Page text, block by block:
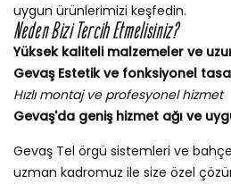
uygun ürünlerimizi keşfedin.
Neden Bizi Tercih Etmelisiniz?
Yüksek kaliteli malzemeler ve
Gevaş Estetik ve fonksiyonel
Hızlı montaj ve profesyonel hizmet
Gevaş'da geniş hizmet ağı ve
Gevaş Tel örgü sistemleri ve bahçe
uzman kadromuz ile size özel